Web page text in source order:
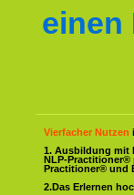
einen
Vierfacher Nutzen
1. Ausbildung mit
NLP-Practitioner®
Practitioner® und
2.Das Erlernen